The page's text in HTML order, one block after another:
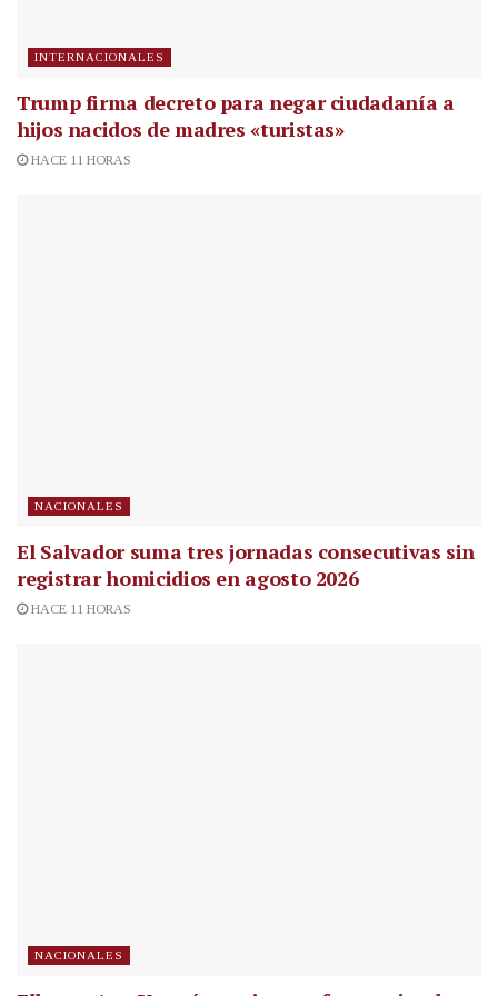
INTERNACIONALES
Trump firma decreto para negar ciudadanía a
hijos nacidos de madres «turistas»
HACE 11 HORAS
NACIONALES
El Salvador suma tres jornadas consecutivas sin
registrar homicidios en agosto 2026
HACE 11 HORAS
NACIONALES